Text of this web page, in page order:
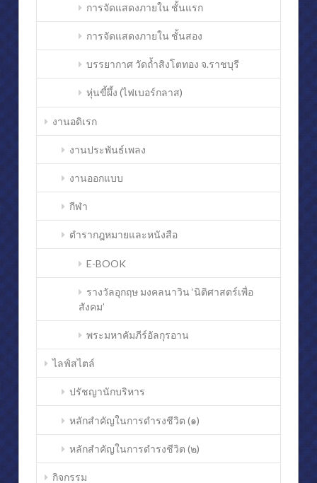
การจัดแสดงภายใน ชั้นแรก
การจัดแสดงภายใน ชั้นสอง
บรรยากาศ วัดถ้ำสิงโตทอง จ.ราชบุรี
หุ่นขี้ผึ้ง (ไฟเบอร์กลาส)
งานอดิเรก
งานประพันธ์เพลง
งานออกแบบ
กีฬา
ตำรากฎหมายและหนังสือ
E-BOOK
รางวัลอุกฤษ มงคลนาวิน ‘นิติศาสตร์เพื่อ
สังคม’
พระมหาคัมภีร์อัลกุรอาน
ไลฟ์สไตล์
ปรัชญานักบริหาร
หลักสำคัญในการดำรงชีวิต (๑)
หลักสำคัญในการดำรงชีวิต (๒)
กิจกรรม